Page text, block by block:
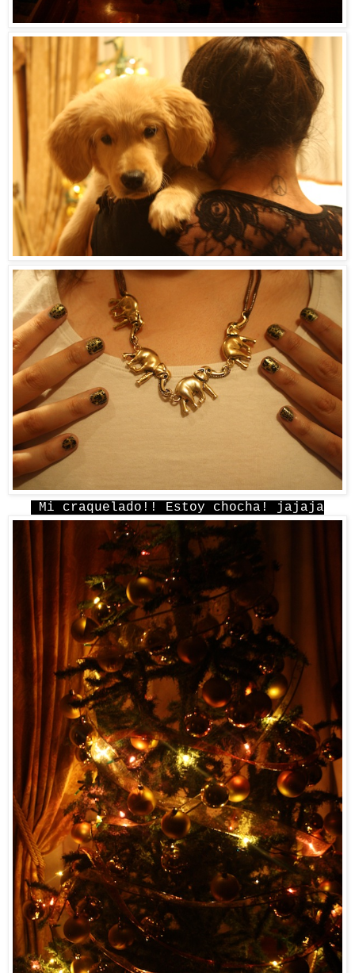
Mi craquelado!! Estoy chocha! jajaja